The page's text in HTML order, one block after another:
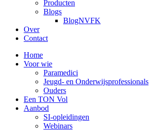
Producten
Blogs
BlogNVFK
Over
Contact
Home
Voor wie
Paramedici
Jeugd- en Onderwijsprofessionals
Ouders
Een TON Vol
Aanbod
SI-opleidingen
Webinars